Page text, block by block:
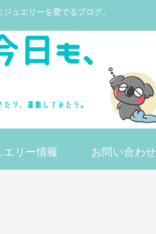
ュエリーを愛でるブログ。
エリー情報 お問い合わせ